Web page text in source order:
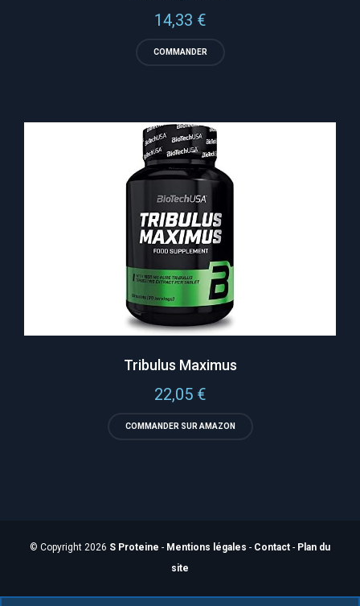
14,33 €
COMMANDER
Tribulus Maximus
22,05 €
COMMANDER SUR AMAZON
© Copyright 2026 S Proteine - Mentions légales - Contact - Plan du
site